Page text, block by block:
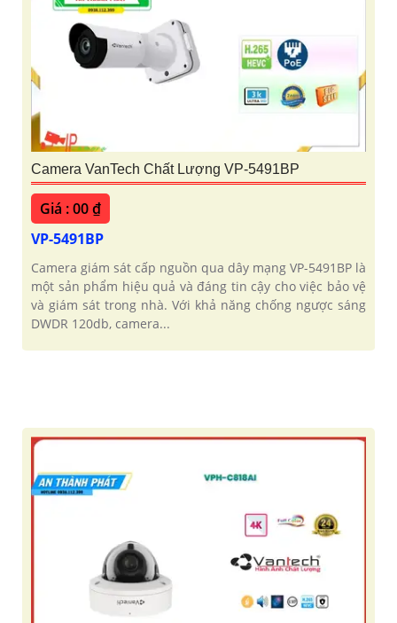
Camera VanTech Chất Lượng VP-5491BP
Giá : 00 ₫
VP-5491BP
Camera giám sát cấp nguồn qua dây mạng VP-5491BP là
một sản phẩm hiệu quả và đáng tin cậy cho việc bảo vệ
và giám sát trong nhà. Với khả năng chống ngược sáng
DWDR 120db, camera...